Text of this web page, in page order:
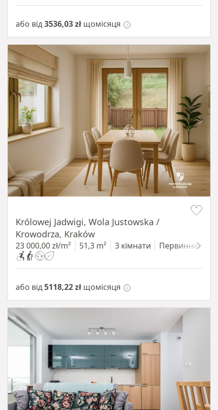
або від3536,03 zł щомісяця
Królowej Jadwigi, Wola Justowska /
Krowodrza, Kraków
23 000,00 zł/m² 51,3 m² 3 кімнати Первинний
або від5118,22 zł щомісяця